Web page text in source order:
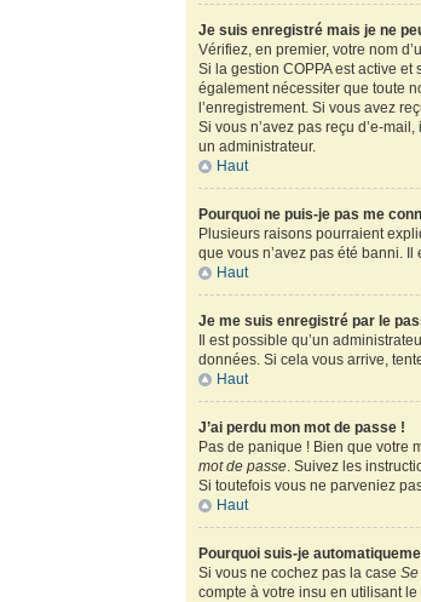
Je suis enregistré mais je ne
Vérifiez, en premier, votre nom
Si la gestion COPPA est active
également nécessiter que toute
l’enregistrement. Si vous avez
Si vous n’avez pas reçu d’e-
un administrateur.
Haut
Pourquoi ne puis-je pas me
Plusieurs raisons pourraient
que vous n’avez pas été banni.
Haut
Je me suis enregistré par le
Il est possible qu’un
données. Si cela vous arrive,
Haut
J’ai perdu mon mot de passe !
Pas de panique ! Bien que votre
mot de passe. Suivez les
Si toutefois vous ne parveniez
Haut
Pourquoi suis-je
Si vous ne cochez pas la case
compte à votre insu en utilisant